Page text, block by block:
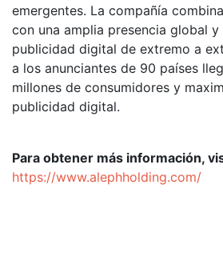
emergentes. La compañía
con una amplia presencia global
publicidad digital de extremo a
a los anunciantes de 90 países
millones de consumidores y
publicidad digital.
Para obtener más información,
https://www.alephholding.com/